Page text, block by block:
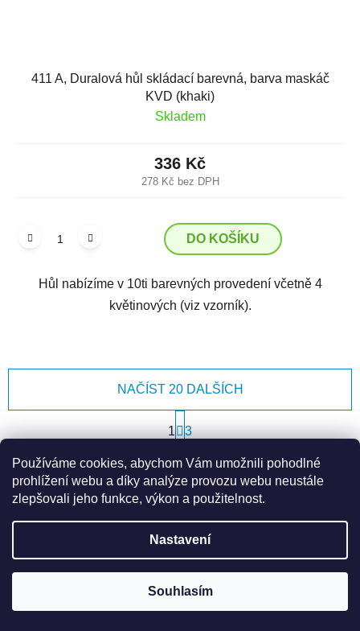
Používáme cookies, abychom Vám umožnili pohodlné
prohlížení webu a díky analýze provozu webu neustále
zlepšovali jeho funkce, výkon a použitelnost.
Nastavení
Souhlasím
411 A, Duralová hůl skládací barevná, barva maskáč
KVD (khaki)
Skladem
278 Kč bez DPH
336 Kč
DO KOŠÍKU
Hůl nabízíme v 10ti barevných provedení včetně 4
květinových (viz vzorník).
v
l
á
d
a
c
í
p
r
NAČÍST 20 DALŠÍCH
S
t
á
n
k
o
v
á
n
í
1 3
44položek celkem
NAHORU